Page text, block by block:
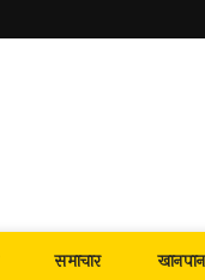
समाचार खानपान